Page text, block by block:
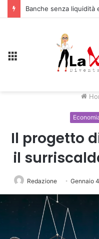
Il progetto
il
Redazione Gennaio